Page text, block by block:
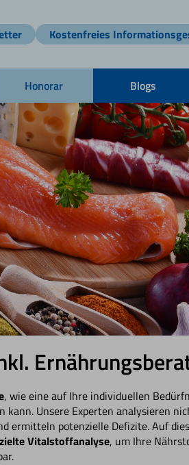
Kostenfreies
Honorar Blogs
, wie eine auf Ihre individuellen
kann. Unsere Experten analysieren
ermitteln potenzielle Defizite. Auf
Vitalstoffanalyse, um Ihre